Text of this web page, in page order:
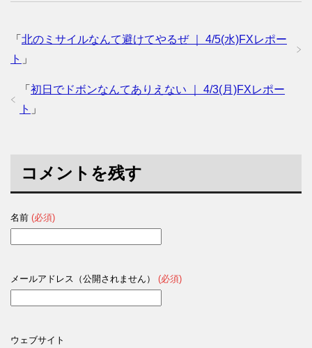
「 北のミサイルなんて避けてやるぜ ｜ 4/5(水)FXレポー
ト 」
「 初日でドボンなんてありえない ｜ 4/3(月)FXレポー
ト 」
コメントを残す
名前 (必須)
メールアドレス（公開されません） (必須)
ウェブサイト